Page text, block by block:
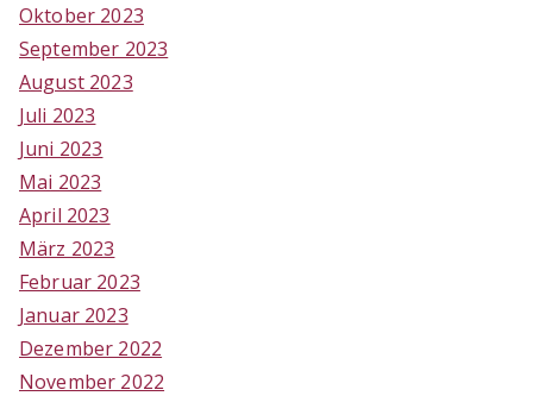
Oktober 2023
September 2023
August 2023
Juli 2023
Juni 2023
Mai 2023
April 2023
März 2023
Februar 2023
Januar 2023
Dezember 2022
November 2022